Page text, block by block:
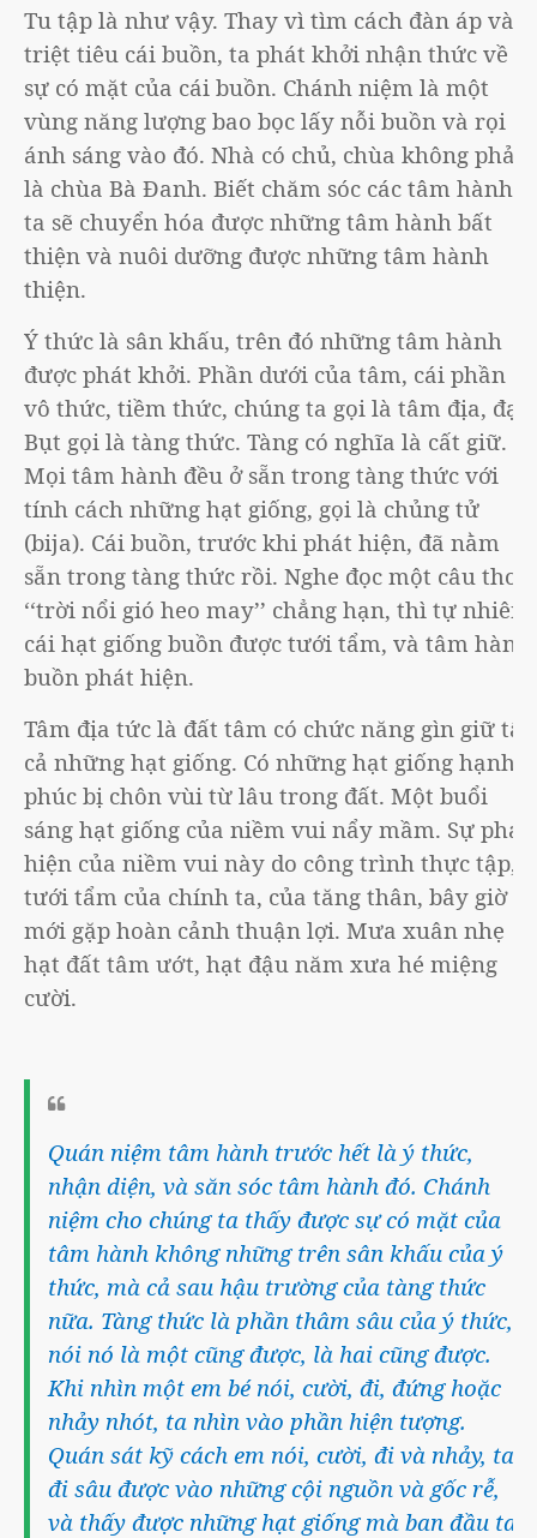
Tu tập là như vậy. Thay vì tìm cách đàn áp và
triệt tiêu cái buồn, ta phát khởi nhận thức về
sự có mặt của cái buồn. Chánh niệm là một
vùng năng lượng bao bọc lấy nỗi buồn và rọi
ánh sáng vào đó. Nhà có chủ, chùa không phải
là chùa Bà Đanh. Biết chăm sóc các tâm hành
ta sẽ chuyển hóa được những tâm hành bất
thiện và nuôi dưỡng được những tâm hành
thiện.
Ý thức là sân khấu, trên đó những tâm hành
được phát khởi. Phần dưới của tâm, cái phần
vô thức, tiềm thức, chúng ta gọi là tâm địa, đạo
Bụt gọi là tàng thức. Tàng có nghĩa là cất giữ.
Mọi tâm hành đều ở sẵn trong tàng thức với
tính cách những hạt giống, gọi là chủng tử
(bija). Cái buồn, trước khi phát hiện, đã nằm
sẵn trong tàng thức rồi. Nghe đọc một câu thơ:
‘‘trời nổi gió heo may’’ chẳng hạn, thì tự nhiên
cái hạt giống buồn được tưới tẩm, và tâm hành
buồn phát hiện.
Tâm địa tức là đất tâm có chức năng gìn giữ tất
cả những hạt giống. Có những hạt giống hạnh
phúc bị chôn vùi từ lâu trong đất. Một buổi
sáng hạt giống của niềm vui nẩy mầm. Sự phát
hiện của niềm vui này do công trình thực tập,
tưới tẩm của chính ta, của tăng thân, bây giờ
mới gặp hoàn cảnh thuận lợi. Mưa xuân nhẹ
hạt đất tâm ướt, hạt đậu năm xưa hé miệng
cười.
Quán niệm tâm hành trước hết là ý thức,
nhận diện, và săn sóc tâm hành đó. Chánh
niệm cho chúng ta thấy được sự có mặt của
tâm hành không những trên sân khấu của ý
thức, mà cả sau hậu trường của tàng thức
nữa. Tàng thức là phần thâm sâu của ý thức,
nói nó là một cũng được, là hai cũng được.
Khi nhìn một em bé nói, cười, đi, đứng hoặc
nhảy nhót, ta nhìn vào phần hiện tượng.
Quán sát kỹ cách em nói, cười, đi và nhảy, ta
đi sâu được vào những cội nguồn và gốc rễ,
và thấy được những hạt giống mà ban đầu ta